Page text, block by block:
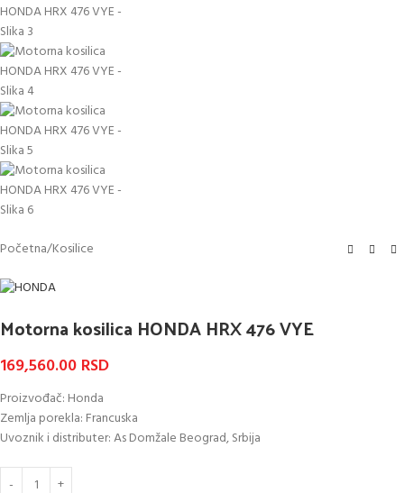
Početna/Kosilice
Motorna kosilica HONDA HRX 476 VYE
169,560.00 RSD
Proizvođač: Honda
Zemlja porekla: Francuska
Uvoznik i distributer: As Domžale Beograd, Srbija